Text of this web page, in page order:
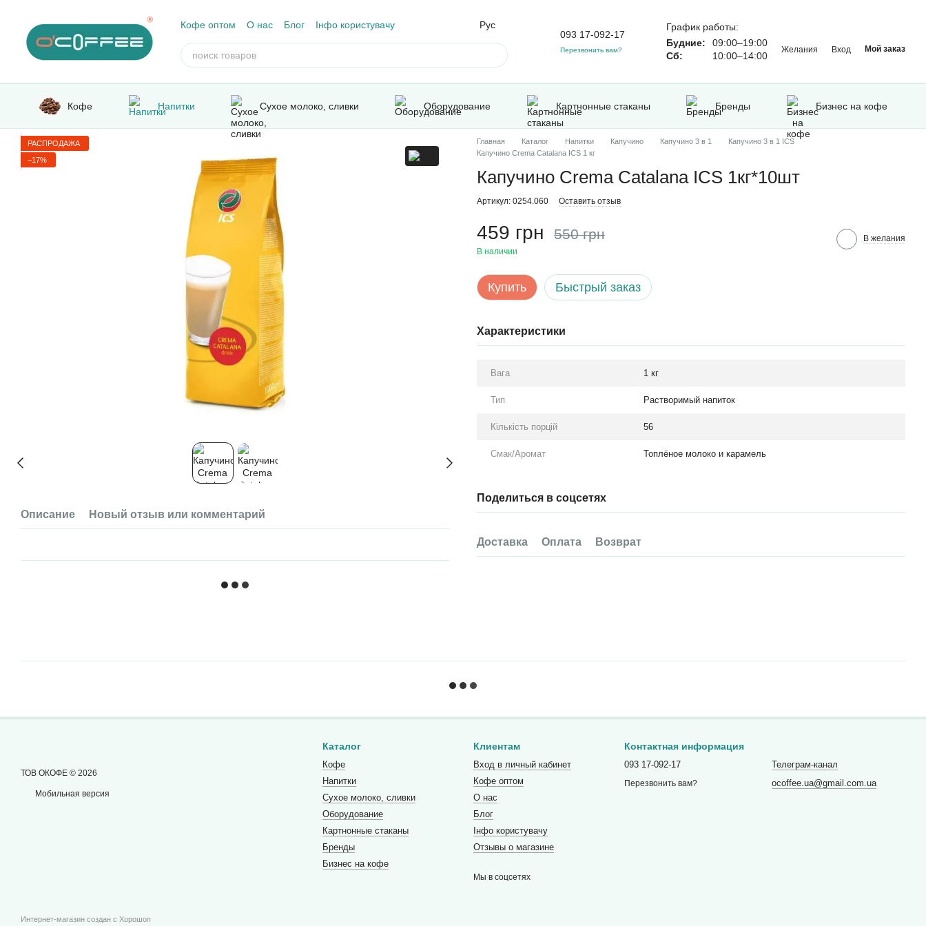
Кофе оптом
О нас Блог
Інфо користувачу
Рус
093 17-092-17
Перезвонить вам?
График работы:
Будние:
09:00–19:00
Сб:
10:00–14:00
Желания Вход Мой заказ
Кофе Напитки Сухое молоко, сливки Оборудование Картнонные стаканы Бренды Бизнес на кофе
РАСПРОДАЖА
−17%
Описание Новый отзыв или комментарий
Главная Каталог Напитки Капучино Капучино 3 в 1
Капучино 3 в 1 ICS
Капучино Crema Catalana ICS 1 кг
Капучино Crema Catalana ICS 1кг*10шт
Артикул: 0254.060 Оставить отзыв
459 грн 550 грн
В наличии
В желания
Купить Быстрый заказ
Характеристики
Вага 1 кг
Тип Растворимый напиток
Кількість порцій 56
Смак/Аромат Топлёное молоко и карамель
Поделиться в соцсетях
Доставка Оплата Возврат
ТОВ ОКОФЕ © 2026
Мобильная версия
Интернет-магазин создан с Хорошоп
Каталог
Кофе
Напитки
Сухое молоко, сливки
Оборудование
Картнонные стаканы
Бренды
Бизнес на кофе
Клиентам
Вход в личный кабинет
Кофе оптом
О нас
Блог
Інфо користувачу
Отзывы о магазине
Мы в соцсетях
Контактная информация
093 17-092-17
Перезвонить вам?
Телеграм-канал
ocoffee.ua@gmail.com.ua